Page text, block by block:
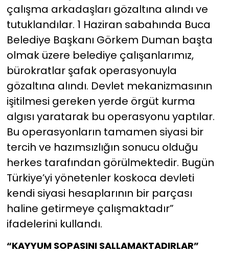
çalışma arkadaşları gözaltına alındı ve
tutuklandılar. 1 Haziran sabahında Buca
Belediye Başkanı Görkem Duman başta
olmak üzere belediye çalışanlarımız,
bürokratlar şafak operasyonuyla
gözaltına alındı. Devlet mekanizmasının
işitilmesi gereken yerde örgüt kurma
algısı yaratarak bu operasyonu yaptılar.
Bu operasyonların tamamen siyasi bir
tercih ve hazımsızlığın sonucu olduğu
herkes tarafından görülmektedir. Bugün
Türkiye’yi yönetenler koskoca devleti
kendi siyasi hesaplarının bir parçası
haline getirmeye çalışmaktadır”
ifadelerini kullandı.
“KAYYUM SOPASINI SALLAMAKTADIRLAR”